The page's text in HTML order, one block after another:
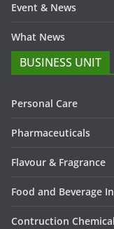
Event & News
What News
BUSINESS UNIT
Personal Care
Pharmaceuticals
Flavour & Fragrance
Food and Beverage
Contruction